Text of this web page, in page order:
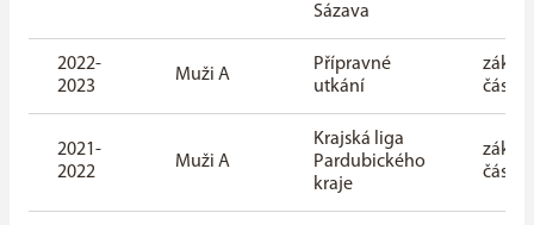
Sázava
2022-
2023
Muži A
Přípravné
utkání
část
2021-
2022
Muži A
Krajská liga
Pardubického
kraje
část